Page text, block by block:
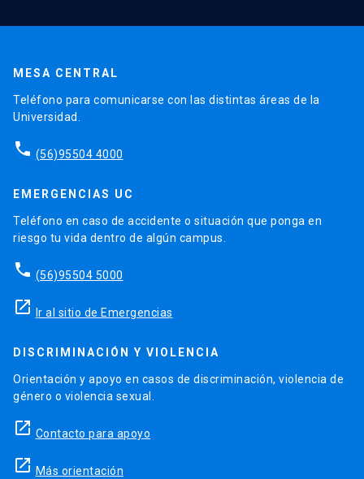
MESA CENTRAL
Teléfono para comunicarse con las distintas áreas de la
Universidad.
phone (56)95504 4000
EMERGENCIAS UC
Teléfono en caso de accidente o situación que ponga en
riesgo tu vida dentro de algún campus.
phone (56)95504 5000
launch Ir al sitio de Emergencias
DISCRIMINACIÓN Y VIOLENCIA
Orientación y apoyo en casos de discriminación, violencia de
género o violencia sexual.
launch Contacto para apoyo
launch Más orientación